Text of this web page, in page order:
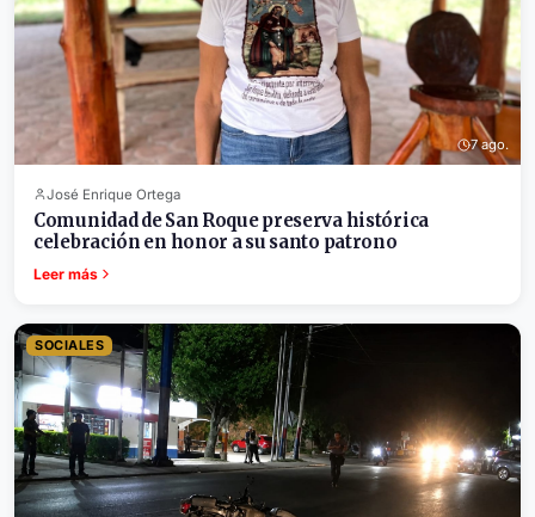
7 ago.
José Enrique Ortega
Comunidad de San Roque preserva histórica
celebración en honor a su santo patrono
Leer más
SOCIALES